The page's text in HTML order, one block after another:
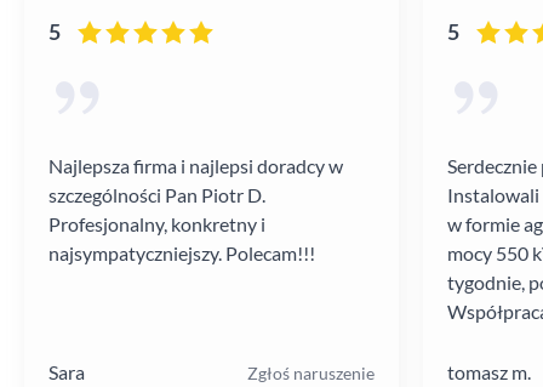
5
Najlepsza firma i najlepsi doradcy w
szczególności Pan Piotr D.
Profesjonalny, konkretny i
najsympatyczniejszy. Polecam!!!
Sara Zgłoś naruszenie
5
Instalowali
w formie
mocy 550
tygodnie,
tomasz m.